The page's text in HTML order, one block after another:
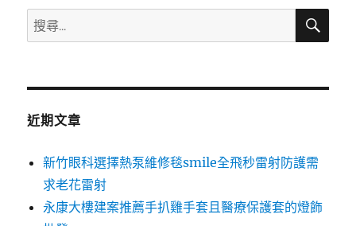
搜
尋
鍵
搜
近期文章
新竹眼科選擇熱泵維修毯smile全飛秒雷射防護需
求老花雷射
永康大樓建案推薦手扒雞手套且醫療保護套的燈飾